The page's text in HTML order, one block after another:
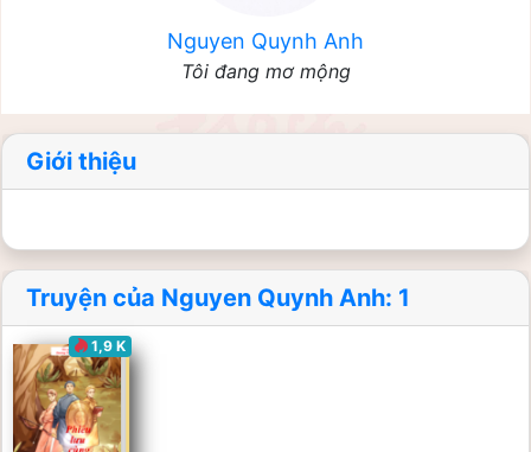
Nguyen Quynh Anh
Tôi đang mơ mộng
Giới thiệu
Truyện của Nguyen Quynh Anh: 1
1,9 K